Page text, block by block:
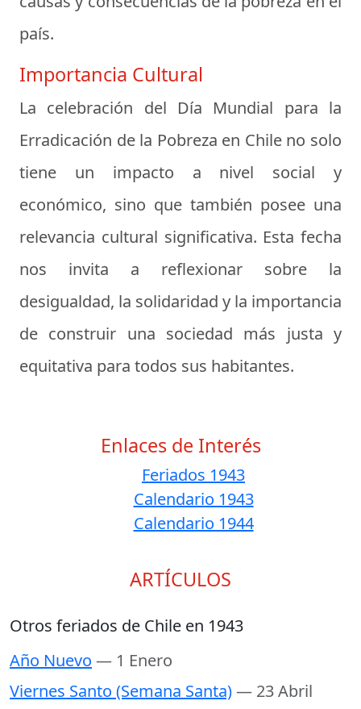
país.
Importancia Cultural
La celebración del Día Mundial para la
Erradicación de la Pobreza en Chile no solo
tiene un impacto a nivel social y
económico, sino que también posee una
relevancia cultural significativa. Esta fecha
nos invita a reflexionar sobre la
desigualdad, la solidaridad y la importancia
de construir una sociedad más justa y
equitativa para todos sus habitantes.
Enlaces de Interés
Feriados 1943
Calendario 1943
Calendario 1944
ARTÍCULOS
Otros feriados de Chile en 1943
Año Nuevo — 1 Enero
Viernes Santo (Semana Santa)— 23 Abril